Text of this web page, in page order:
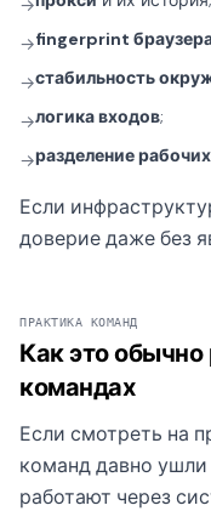
→
→fingerprint
→стабильность
→логика входов;
→разделение
Если
доверие даже без
ПРАКТИКА КОМАНД
Как это
командах
Если смотреть на
команд давно ушли
работают через